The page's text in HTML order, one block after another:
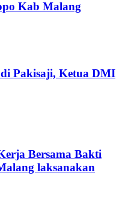
Kab Malang
Pakisaji, Ketua DMI
Bersama Bakti
laksanakan